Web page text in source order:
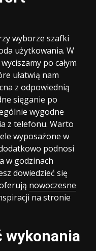
wyborze szafki
użytkowania. W
po całym
ułatwią nam
z odpowiednią
sięganie po
wygodne
z telefonu. Warto
wyposażone w
podnosi
w godzinach
dowiedzieć się
nowoczesne
na stronie
wykonania